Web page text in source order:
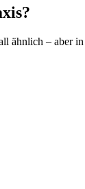
ähnlich – aber